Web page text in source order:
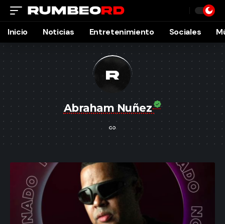
Inicio Noticias Entretenimiento Sociales
Abraham Nuñez